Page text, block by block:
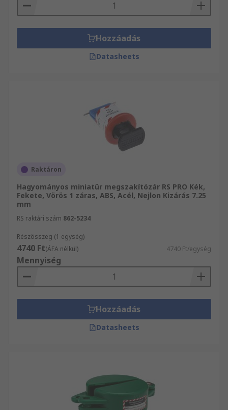
Hozzáadás
Datasheets
Raktáron
Hagyományos miniatűr megszakítózár RS PRO Kék,
Fekete, Vörös 1 záras, ABS, Acél, Nejlon Kizárás 7.25
mm
RS raktári szám 862-5234
Részösszeg (1 egység)
4740 Ft(ÁFA nélkül) 4740 Ft/egység
Mennyiség
Hozzáadás
Datasheets